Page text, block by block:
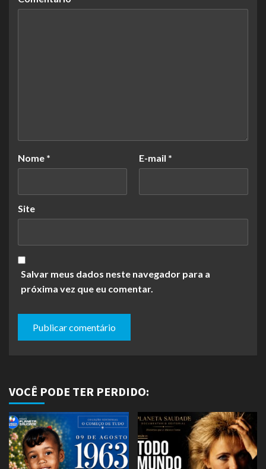
Nome * E-mail *
Site
Salvar meus dados neste navegador para a
próxima vez que eu comentar.
VOCÊ PODE TER PERDIDO: